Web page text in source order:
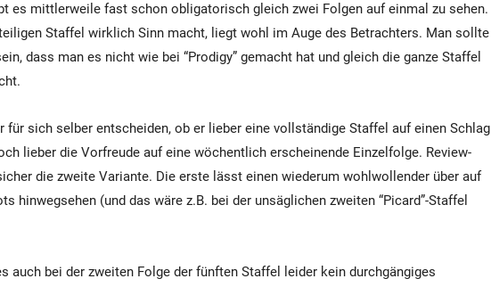
es mittlerweile fast schon obligatorisch gleich zwei Folgen auf einmal zu sehen.
Staffel wirklich Sinn macht, liegt wohl im Auge des Betrachters. Man sollte
dass man es nicht wie bei “Prodigy” gemacht hat und gleich die ganze Staffel
für sich selber entscheiden, ob er lieber eine vollständige Staffel auf einen Schlag
lieber die Vorfreude auf eine wöchentlich erscheinende Einzelfolge. Review-
die zweite Variante. Die erste lässt einen wiederum wohlwollender über auf
hinwegsehen (und das wäre z.B. bei der unsäglichen zweiten “Picard”-Staffel
auch bei der zweiten Folge der fünften Staffel leider kein durchgängiges